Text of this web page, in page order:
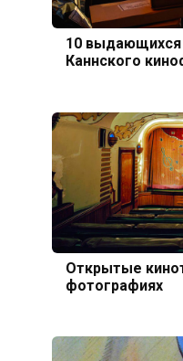
10 выдающихся
Каннского
Открытые
фотографиях